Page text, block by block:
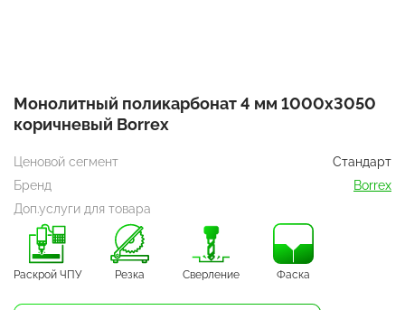
Монолитный поликарбонат 4 мм 1000х3050
коричневый Borrex
Ценовой сегмент
Стандарт
Бренд
Borrex
Доп.услуги для товара
Раскрой ЧПУ Резка Сверление Фаска